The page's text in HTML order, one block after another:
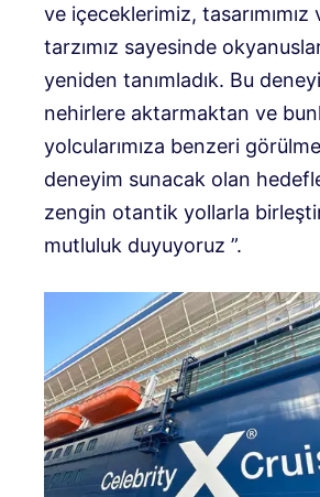
ve içeceklerimiz,
tarzımız sayesinde
yeniden tanımladık. Bu
nehirlere aktarmaktan ve
yolcularımıza benzeri
deneyim sunacak olan
zengin otantik yollarla
mutluluk duyuyoruz ”.